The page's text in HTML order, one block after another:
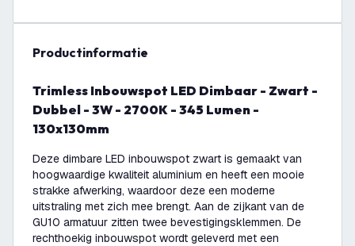
productinformatie
Trimless Inbouwspot LED Dimbaar - Zwart -
Dubbel - 3W - 2700K - 345 Lumen -
130x130mm
Deze dimbare LED inbouwspot zwart is gemaakt van
hoogwaardige kwaliteit aluminium en heeft een mooie
strakke afwerking, waardoor deze een moderne
uitstraling met zich mee brengt. Aan de zijkant van de
GU10 armatuur zitten twee bevestigingsklemmen. De
rechthoekig inbouwspot wordt geleverd met een